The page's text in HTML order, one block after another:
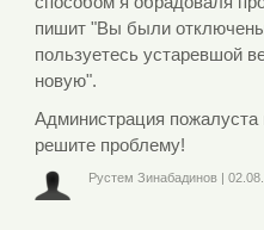
пишит "Вы были
пользуетесь устаревшой
новую".
Администрация
решите проблему!
Рустем Зинабадинов |